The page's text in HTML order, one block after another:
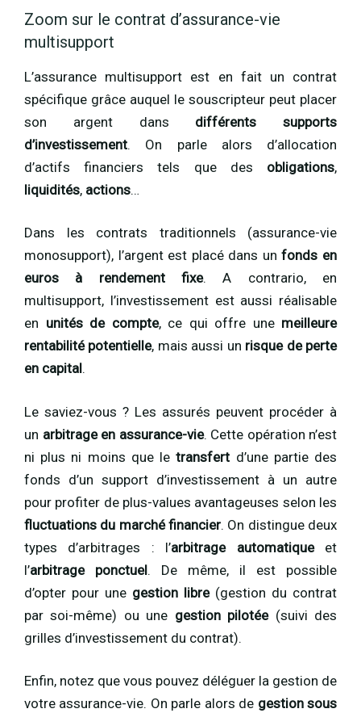
Zoom sur le contrat d’assurance-vie
multisupport
L’assurance multisupport est en fait un contrat
spécifique grâce auquel le souscripteur peut placer
son argent dans différents supports
d’investissement. On parle alors d’allocation
d’actifs financiers tels que des obligations,
liquidités, actions…
Dans les contrats traditionnels (assurance-vie
monosupport), l’argent est placé dans unfonds en
euros à rendement fixe. A contrario, en
multisupport, l’investissement est aussi réalisable
en unités de compte, ce qui offre une meilleure
rentabilité potentielle, mais aussi un risque de perte
en capital.
Le saviez-vous ? Les assurés peuvent procéder à
un arbitrage en assurance-vie. Cette opération n’est
ni plus ni moins que letransfert d’une partie des
fonds d’un support d’investissement à un autre
pour profiter de plus-values avantageuses selon les
fluctuations du marché financier. On distingue deux
types d’arbitrages : l’arbitrage automatiqueet
l’arbitrage ponctuel. De même, il est possible
d’opter pour une gestion libre(gestion du contrat
par soi-même) ou une gestion pilotée(suivi des
grilles d’investissement du contrat).
Enfin, notez que vous pouvez déléguer la gestion de
votre assurance-vie. On parle alors de gestion sous